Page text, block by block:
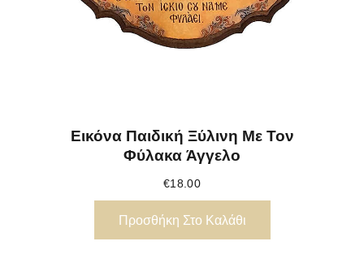
Εικόνα Παιδική Ξύλινη Με Τον
Φύλακα Άγγελο
€18.00
Προσθήκη Στο Καλάθι